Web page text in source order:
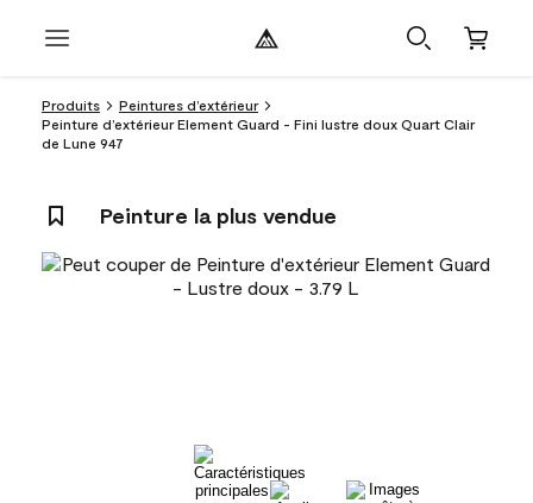
Produits
Peintures d’extérieur
Peinture d’extérieur Element Guard - Fini lustre doux Quart Clair
de Lune 947
Peinture la plus vendue